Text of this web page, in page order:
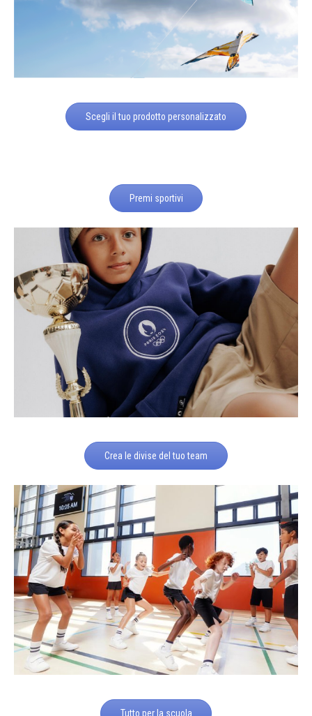
Scegli il tuo prodotto personalizzato
Premi sportivi
Crea le divise del tuo team
Tutto per la scuola